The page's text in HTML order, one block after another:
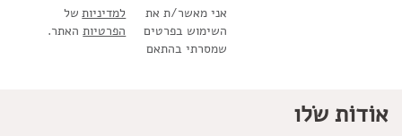
אני מאשר/ת את
השימוש בפרטים
שמסרתי בהתאם
למדיניות
הפרטיות
של
האתר.
אוֹדוֹת שׂלו